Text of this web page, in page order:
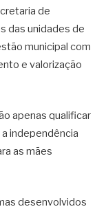
de
das unidades de
municipal com
e valorização
apenas qualificar
independência
as mães
desenvolvidos